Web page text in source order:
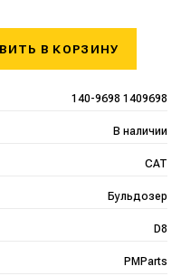
140-9698 1409698
В наличии
CAT
Бульдозер
D8
PMParts
В КОРЗИНУ